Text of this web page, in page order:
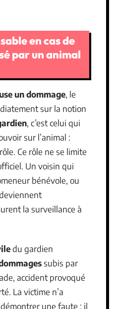
en cas de
par un animal
un dommage, le
sur la notion
, c’est celui qui
sur l’animal :
Ce rôle ne se limite
Un voisin qui
bénévole, ou
la surveillance à
du gardien
subis par
accident provoqué
La victime n’a
une faute ; il